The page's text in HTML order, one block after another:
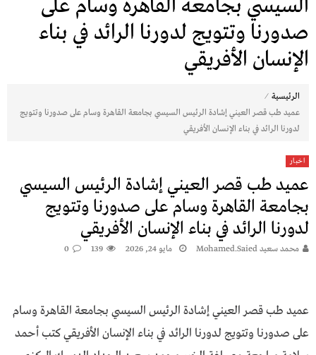
السيسي بجامعة القاهرة وسام على
صدورنا وتتويج لدورنا الرائد في بناء
الإنسان الأفريقي
الرئيسية ⁄
عميد طب قصر العيني إشادة الرئيس السيسي بجامعة القاهرة وسام على صدورنا وتتويج
لدورنا الرائد في بناء الإنسان الأفريقي
اخبار
عميد طب قصر العيني إشادة الرئيس السيسي
بجامعة القاهرة وسام على صدورنا وتتويج
لدورنا الرائد في بناء الإنسان الأفريقي
محمد سعيد Mohamed.saied مايو 24, 2026 139
0
عميد طب قصر العيني إشادة الرئيس السيسي بجامعة القاهرة وسام
على صدورنا وتتويج لدورنا الرائد في بناء الإنسان الأفريقي كتب أحمد